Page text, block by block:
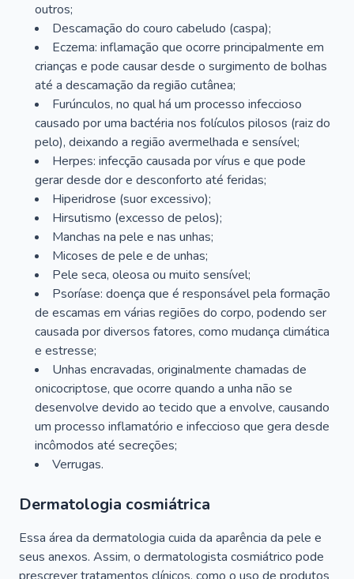
outros;
Descamação do couro cabeludo (caspa);
Eczema: inflamação que ocorre principalmente em
crianças e pode causar desde o surgimento de bolhas
até a descamação da região cutânea;
Furúnculos, no qual há um processo infeccioso
causado por uma bactéria nos folículos pilosos (raiz do
pelo), deixando a região avermelhada e sensível;
Herpes: infecção causada por vírus e que pode
gerar desde dor e desconforto até feridas;
Hiperidrose (suor excessivo);
Hirsutismo (excesso de pelos);
Manchas na pele e nas unhas;
Micoses de pele e de unhas;
Pele seca, oleosa ou muito sensível;
Psoríase: doença que é responsável pela formação
de escamas em várias regiões do corpo, podendo ser
causada por diversos fatores, como mudança climática
e estresse;
Unhas encravadas, originalmente chamadas de
onicocriptose, que ocorre quando a unha não se
desenvolve devido ao tecido que a envolve, causando
um processo inflamatório e infeccioso que gera desde
incômodos até secreções;
Verrugas.
Dermatologia cosmiátrica
Essa área da dermatologia cuida da aparência da pele e
seus anexos. Assim, o dermatologista cosmiátrico pode